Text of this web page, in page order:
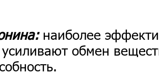
наиболее
усиливают обмен